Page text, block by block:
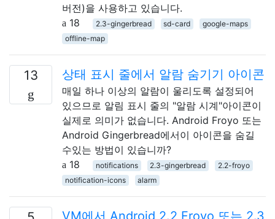
버전)을 사용하고 있습니다.
18
2.3-gingerbread sd-card
google-maps
offline-map
13 상태 표시 줄에서 알람 숨기기 아이콘
매일 하나 이상의 알람이 울리도록 설정되어
있으므로 알림 표시 줄의 "알람 시계"아이콘이
실제로 의미가 없습니다. Android Froyo 또는
Android Gingerbread에서이 아이콘을 숨길
수있는 방법이 있습니까?
18
notifications 2.3-gingerbread
2.2-froyo
notification-icons
alarm
VM에서 Android 2.2 Froyo 또는 2.3